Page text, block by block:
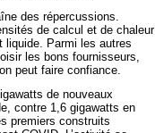
des répercussions.
de calcul et de chaleur
liquide. Parmi les autres
les bons fournisseurs,
peut faire confiance.
de nouveaux
contre 1,6 gigawatts en
premiers construits